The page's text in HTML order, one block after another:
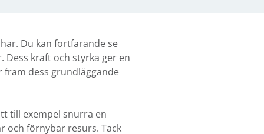
Du kan fortfarande se
kraft och styrka ger en
dess grundläggande
till exempel snurra en
och förnybar resurs. Tack